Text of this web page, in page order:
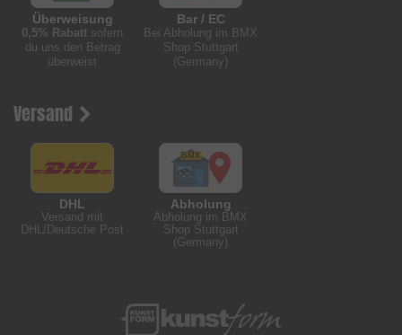
Überweisung
0,5% Rabatt sofern
du uns den Betrag
überweist
Bar / EC
Bei Abholung im BMX
Shop Stuttgart
(Germany)
Versand
DHL
Versand mit
DHL/Deutsche Post
Abholung
Abholung im BMX
Shop Stuttgart
(Germany)